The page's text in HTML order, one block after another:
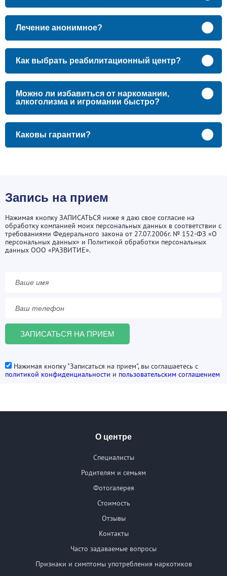
Лечение анонимное?
Как выбрать реабилитационный центр?
Можно ли избавиться от наркомании,
алкоголизма и игромании быстро?
Каковы гарантии?
Запись на прием
Нажимая кнопку ЗАПИСАТЬСЯ ниже я даю свое согласие на
обработку компанией моих персональных данных в соответствии с
требованиями Федерального закона от 27.07.2006г. № 152-ФЗ «О
персональных данных» и Политикой обработки персональных
данных ООО «РАЗВИТИЕ».
Нажимая кнопку "Записаться на прием", вы соглашаетесь с
политикой конфиденциальности и пользовательским соглашением
О центре
Специалисты
Родителям и семьям
Фотогалерея
Стоимость
Отзывы
Контакты
Часто задаваемые вопросы
Признаки и симптомы употребления наркотиков